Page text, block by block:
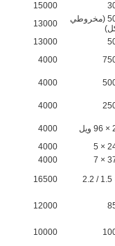
15000
6 × 50 (مخروطي
13000
13000
4000
4000
4000
4000
4000
4000
16500
12000
10000